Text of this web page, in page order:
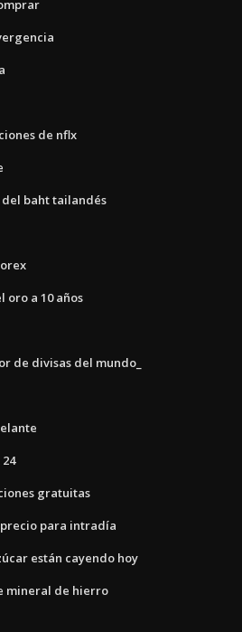
de nflx
baht tailandés
oro a 10 años
de divisas del mundo_
gratuitas
para intradía
están cayendo hoy
mineral de hierro